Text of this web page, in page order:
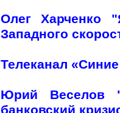
Олег Харченко
Западного
Телеканал
Юрий Веселов
банковский